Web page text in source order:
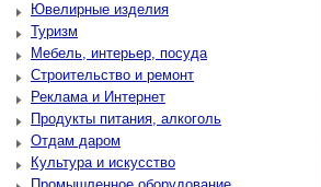
Ювелирные изделия
Туризм
Мебель, интерьер, посуда
Строительство и ремонт
Реклама и Интернет
Продукты питания, алкоголь
Отдам даром
Культура и искусство